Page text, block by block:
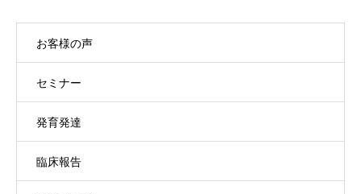
お客様の声
セミナー
発育発達
臨床報告